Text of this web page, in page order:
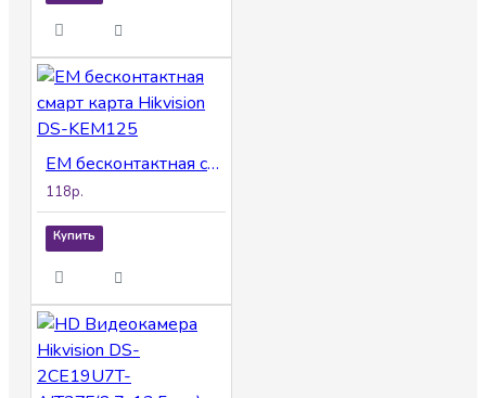
EM бесконтактная смарт карта Hikvision DS-KEM125
118р.
Купить